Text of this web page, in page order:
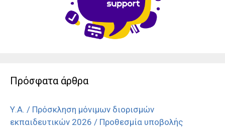
Πρόσφατα άρθρα
Υ.Α. / Πρόσκληση μόνιμων διορισμών
εκπαιδευτικών 2026 / Προθεσμία υποβολής